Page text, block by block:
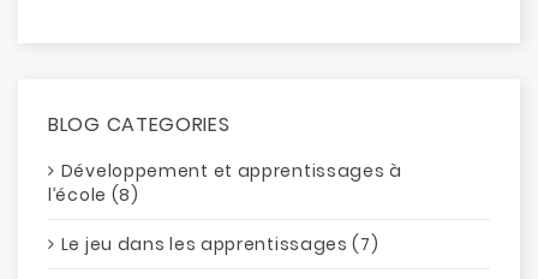
BLOG CATEGORIES
Développement et apprentissages à
l’école (8)
Le jeu dans les apprentissages (7)